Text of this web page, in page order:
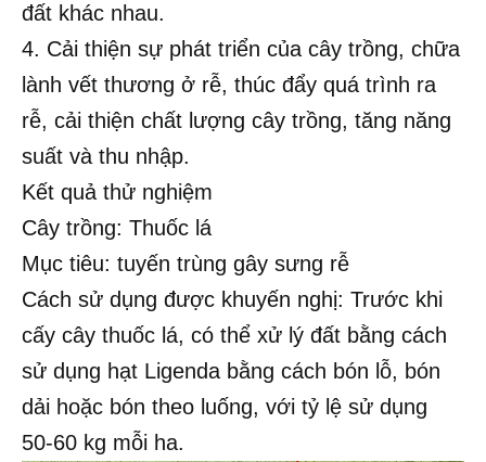
đất khác nhau.
4. Cải thiện sự phát triển của cây trồng, chữa
lành vết thương ở rễ, thúc đẩy quá trình ra
rễ, cải thiện chất lượng cây trồng, tăng năng
suất và thu nhập.
Kết quả thử nghiệm
Cây trồng: Thuốc lá
Mục tiêu: tuyến trùng gây sưng rễ
Cách sử dụng được khuyến nghị: Trước khi
cấy cây thuốc lá, có thể xử lý đất bằng cách
sử dụng hạt Ligenda bằng cách bón lỗ, bón
dải hoặc bón theo luống, với tỷ lệ sử dụng
50-60 kg mỗi ha.